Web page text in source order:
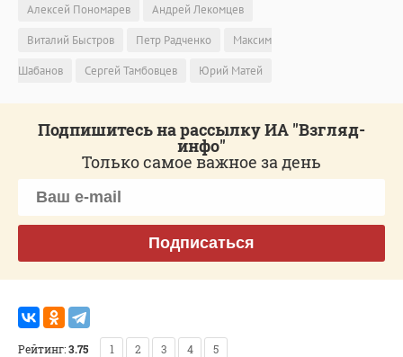
Алексей Пономарев
Андрей Лекомцев
Виталий Быстров
Петр Радченко
Максим
Шабанов
Сергей Тамбовцев Юрий Матей
Подпишитесь на рассылку ИА "Взгляд-
инфо"
Только самое важное за день
Подписаться
Рейтинг:3.75 1 2 3 4 5